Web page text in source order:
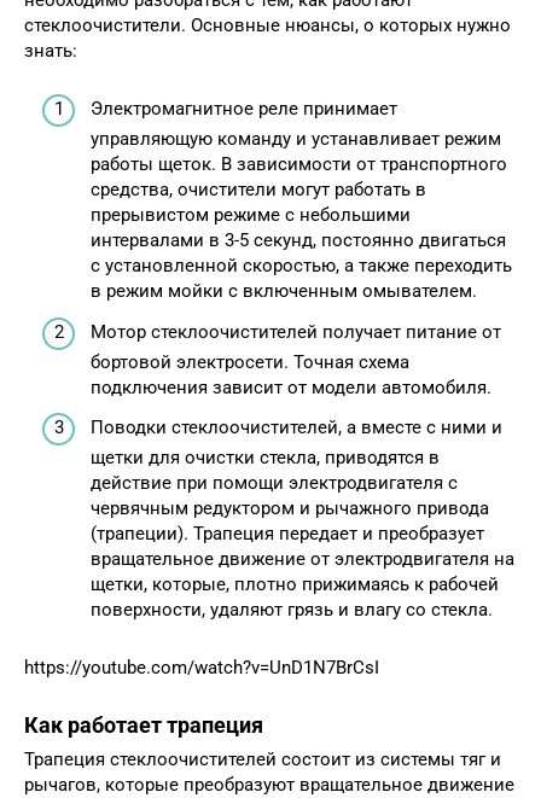
стеклоочистители. Основные нюансы, о которых нужно
знать:
Электромагнитное реле принимает
управляющую команду и устанавливает режим
работы щеток. В зависимости от транспортного
средства, очистители могут работать в
прерывистом режиме с небольшими
интервалами в 3-5 секунд, постоянно двигаться
с установленной скоростью, а также переходить
в режим мойки с включенным омывателем.
Мотор стеклоочистителей получает питание от
бортовой электросети. Точная схема
подключения зависит от модели автомобиля.
Поводки стеклоочистителей, а вместе с ними и
щетки для очистки стекла, приводятся в
действие при помощи электродвигателя с
червячным редуктором и рычажного привода
(трапеции). Трапеция передает и преобразует
вращательное движение от электродвигателя на
щетки, которые, плотно прижимаясь к рабочей
поверхности, удаляют грязь и влагу со стекла.
https://youtube.com/watch?v=UnD1N7BrCsI
Как работает трапеция
Трапеция стеклоочистителей состоит из системы тяг и
рычагов, которые преобразуют вращательное движение